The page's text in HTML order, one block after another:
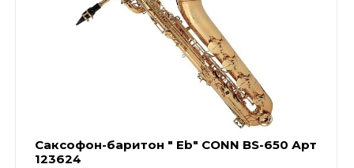
Саксофон-баритон " Eb" CONN BS-650 Арт
123624